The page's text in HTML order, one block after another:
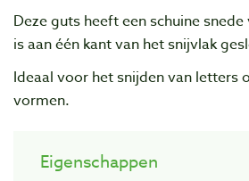
Deze guts heeft een schuine
is aan één kant van het snijvlak
Ideaal voor het snijden van letters
vormen.
Eigenschappen